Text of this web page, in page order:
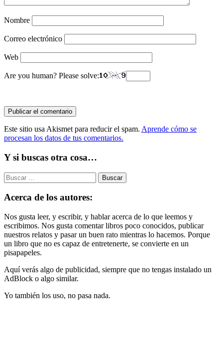
Nombre
Correo electrónico
Web
Are you human? Please solve:
Este sitio usa Akismet para reducir el spam. Aprende cómo se
procesan los datos de tus comentarios.
Y si buscas otra cosa…
Buscar:
Acerca de los autores:
Nos gusta leer, y escribir, y hablar acerca de lo que leemos y
escribimos. Nos gusta comentar libros poco conocidos, publicar
nuestros relatos y pasar un buen rato mientras lo hacemos. Porque
un libro que no es capaz de entretenerte, se convierte en un
pisapapeles.
Aquí verás algo de publicidad, siempre que no tengas instalado un
AdBlock o algo similar.
Yo también los uso, no pasa nada.